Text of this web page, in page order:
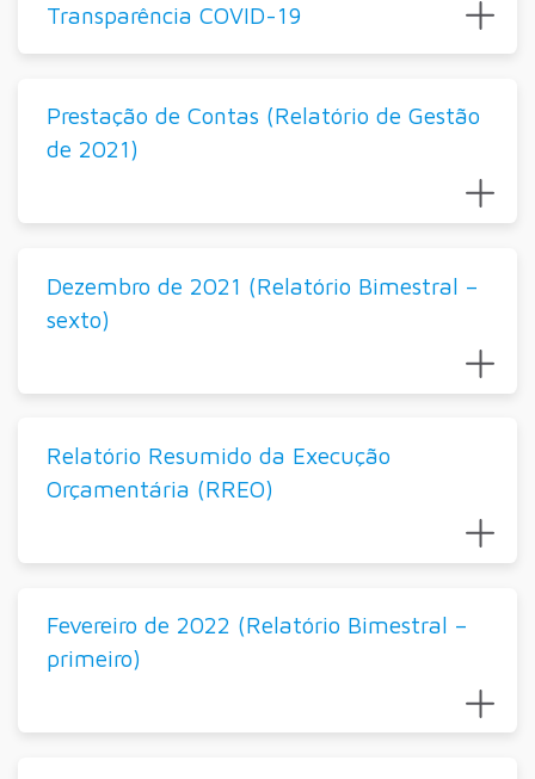
Transparência COVID-19
Prestação de Contas (Relatório de Gestão
de 2021)
Dezembro de 2021 (Relatório Bimestral –
sexto)
Relatório Resumido da Execução
Orçamentária (RREO)
Fevereiro de 2022 (Relatório Bimestral –
primeiro)